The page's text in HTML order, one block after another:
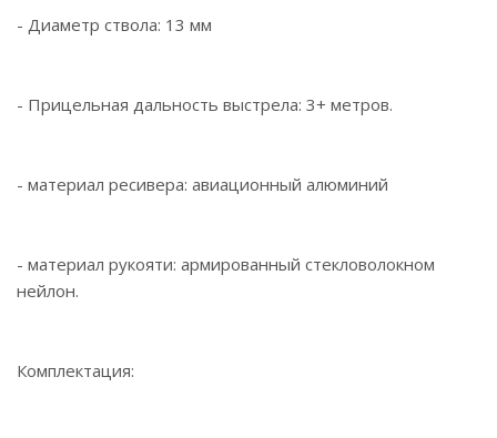
- Диаметр ствола: 13 мм
- Прицельная дальность выстрела: 3+ метров.
- материал ресивера: авиационный алюминий
- материал рукояти: армированный стекловолокном
нейлон.
Комплектация: